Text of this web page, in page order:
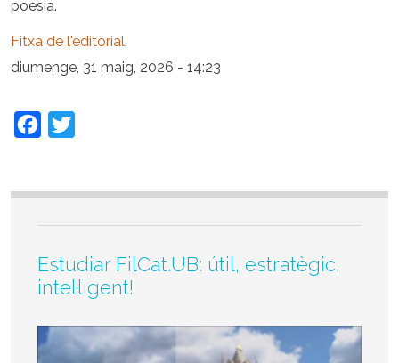
poesia.
Fitxa de l'editorial.
diumenge, 31 maig, 2026 - 14:23
Facebook
Estudiar FilCat.UB: útil, estratègic,
intel·ligent!